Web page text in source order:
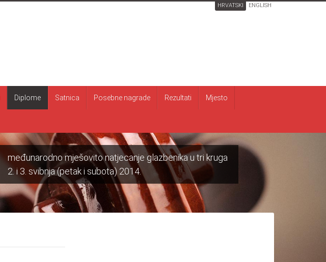
HRVATSKI ENGLISH
Diplome Satnica Posebne nagrade Rezultati Mjesto
međunarodno mješovito natjecanje glazbenika u tri kruga
2. i 3. svibnja (petak i subota) 2014.